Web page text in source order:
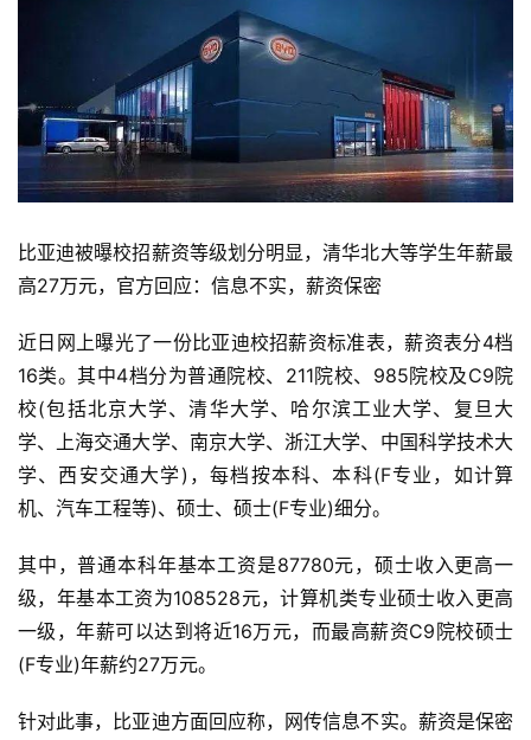
比亚迪被曝校招薪资等级划分明显，清华北大等学生年薪最
高27万元，官方回应：信息不实，薪资保密
近日网上曝光了一份比亚迪校招薪资标准表，薪资表分4档
16类。其中4档分为普通院校、211院校、985院校及C9院
校(包括北京大学、清华大学、哈尔滨工业大学、复旦大
学、上海交通大学、南京大学、浙江大学、中国科学技术大
学、西安交通大学)，每档按本科、本科(F专业，如计算
机、汽车工程等)、硕士、硕士(F专业)细分。
其中，普通本科年基本工资是87780元，硕士收入更高一
级，年基本工资为108528元，计算机类专业硕士收入更高
一级，年薪可以达到将近16万元，而最高薪资C9院校硕士
(F专业)年薪约27万元。
针对此事，比亚迪方面回应称，网传信息不实。薪资是保密